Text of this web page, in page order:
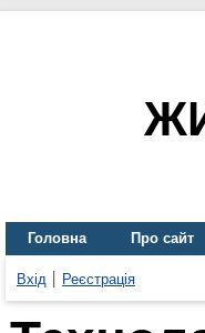
Головна Про сайт
Вхід Реєстрація